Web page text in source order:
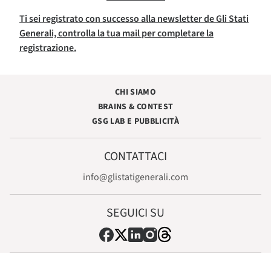
Ti sei registrato con successo alla newsletter de Gli Stati
Generali, controlla la tua mail per completare la
registrazione.
CHI SIAMO
BRAINS & CONTEST
GSG LAB E PUBBLICITÀ
CONTATTACI
info@glistatigenerali.com
SEGUICI SU